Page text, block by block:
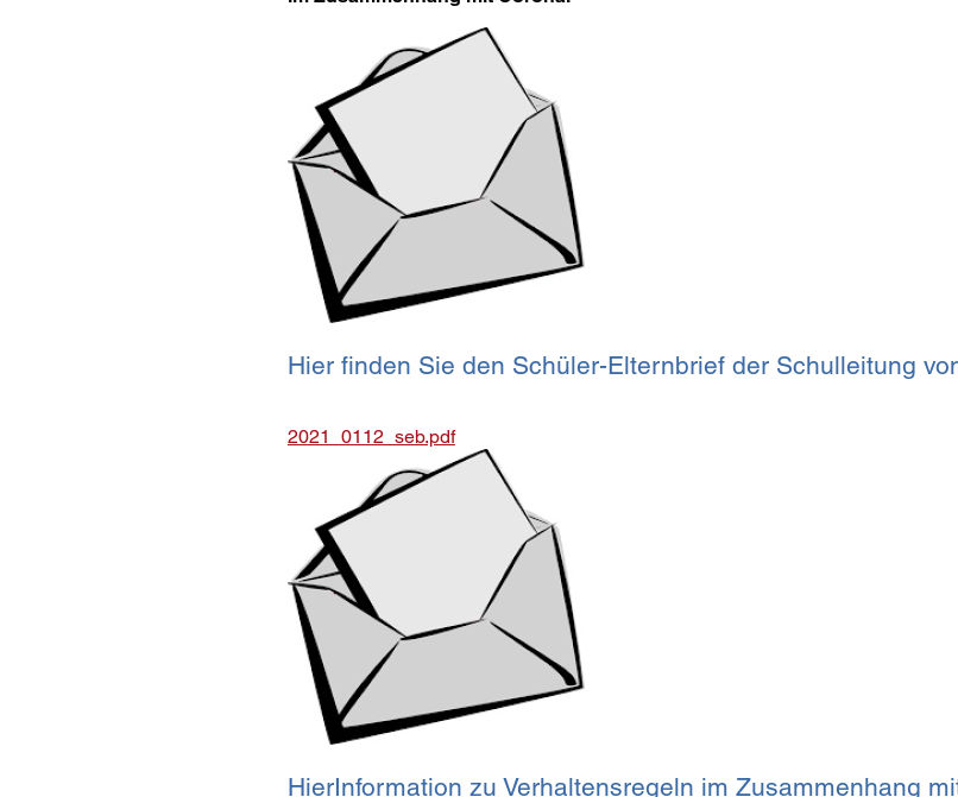
Hier finden Sie den Schüler-Elternbrief der Schulleitung
2021_0112_seb.pdf
HierInformation zu Verhaltensregeln im Zusammenhang